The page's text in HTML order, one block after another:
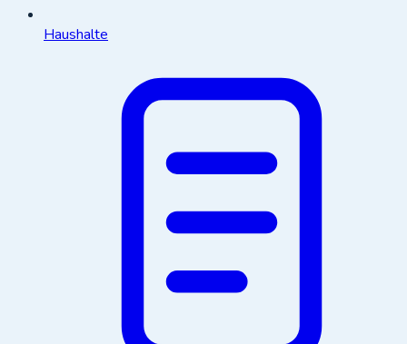
Haushalte